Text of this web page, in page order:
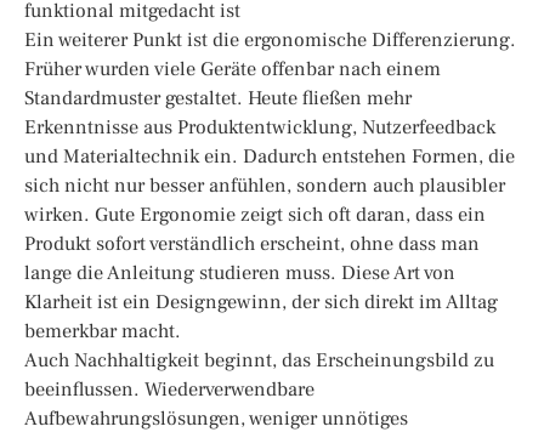
funktional mitgedacht ist
Ein weiterer Punkt ist die ergonomische Differenzierung.
Früher wurden viele Geräte offenbar nach einem
Standardmuster gestaltet. Heute fließen mehr
Erkenntnisse aus Produktentwicklung, Nutzerfeedback
und Materialtechnik ein. Dadurch entstehen Formen, die
sich nicht nur besser anfühlen, sondern auch plausibler
wirken. Gute Ergonomie zeigt sich oft daran, dass ein
Produkt sofort verständlich erscheint, ohne dass man
lange die Anleitung studieren muss. Diese Art von
Klarheit ist ein Designgewinn, der sich direkt im Alltag
bemerkbar macht.
Auch Nachhaltigkeit beginnt, das Erscheinungsbild zu
beeinflussen. Wiederverwendbare
Aufbewahrungslösungen, weniger unnötiges